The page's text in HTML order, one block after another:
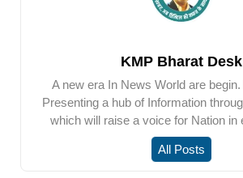
KMP Bharat Desk
A new era In News World are
Presenting a hub of Information
which will raise a voice for Nation in
All Posts